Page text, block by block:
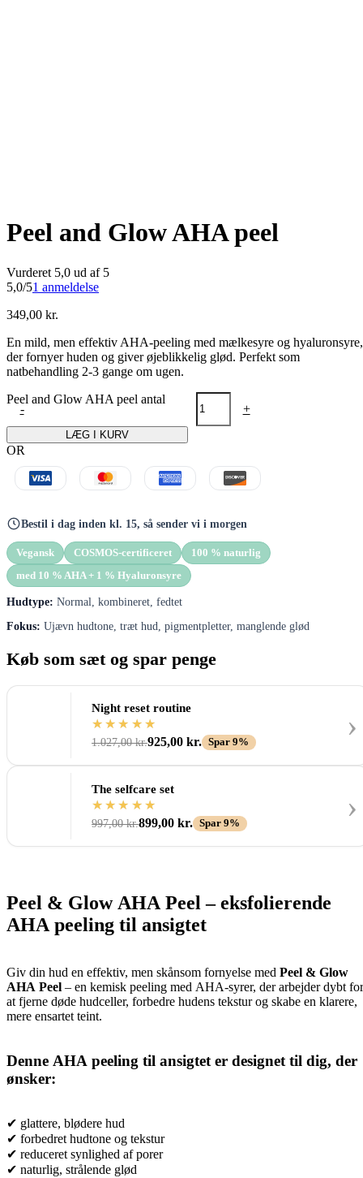
Peel and Glow AHA peel
Vurderet 5,0 ud af 5
5,0/51 anmeldelse
349,00 kr.
En mild, men effektiv AHA-peeling med mælkesyre og hyaluronsyre,
der fornyer huden og giver øjeblikkelig glød. Perfekt som
natbehandling 2-3 gange om ugen.
-
Peel and Glow AHA peel antal
+
LÆG I KURV
OR
Bestil i dag inden kl. 15, så sender vi i morgen
Vegansk COSMOS-certificeret
100 % naturlig
med 10 % AHA + 1 % Hyaluronsyre
Hudtype: Normal, kombineret, fedtet
Fokus: Ujævn hudtone, træt hud, pigmentpletter, manglende glød
Køb som sæt og spar penge
Night reset routine
1.027,00kr.925,00 kr. Spar 9% ›
The selfcare set
997,00kr.899,00 kr. Spar 9% ›
Peel & Glow AHA Peel – eksfolierende
AHA peeling til ansigtet
Giv din hud en effektiv, men skånsom fornyelse med Peel & Glow
AHA Peel – en kemisk peeling med AHA-syrer, der arbejder dybt for
at fjerne døde hudceller, forbedre hudens tekstur og skabe en klarere,
mere ensartet teint.
Denne AHA peeling til ansigtet er designet til dig, der
ønsker:
✔ glattere, blødere hud
✔ forbedret hudtone og tekstur
✔ reduceret synlighed af porer
✔ naturlig, strålende glød